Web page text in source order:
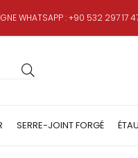
WHATSAPP : +90 532 297 17
SERRE-JOINT FORGÉ